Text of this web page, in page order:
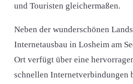
und Touristen gleichermaßen.
Neben der wunderschönen
Internetausbau in Losheim am
Ort verfügt über eine
schnellen Internetverbindungen